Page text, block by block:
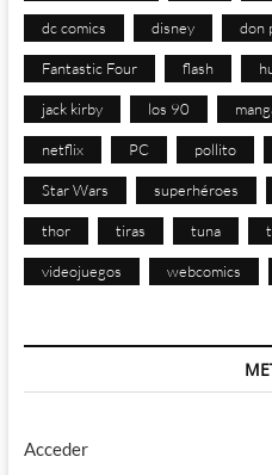
dc comics disney don
Fantastic Four flash
jack kirby los 90
netflix PC pollito
Star Wars superhéroes
thor tiras tuna
videojuegos webcomics
Acceder